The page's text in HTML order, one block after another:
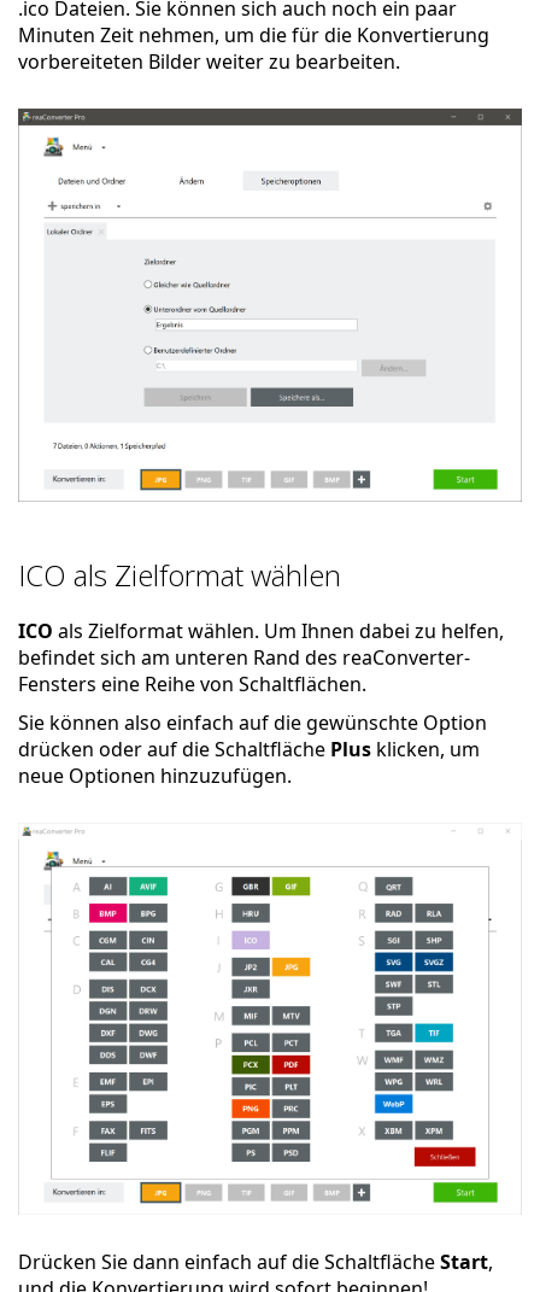
.ico Dateien. Sie können sich auch noch ein paar
Minuten Zeit nehmen, um die für die Konvertierung
vorbereiteten Bilder weiter zu bearbeiten.
ICO als Zielformat wählen
ICO als Zielformat wählen. Um Ihnen dabei zu helfen,
befindet sich am unteren Rand des reaConverter-
Fensters eine Reihe von Schaltflächen.
Sie können also einfach auf die gewünschte Option
drücken oder auf die Schaltfläche Plus klicken, um
neue Optionen hinzuzufügen.
Drücken Sie dann einfach auf die SchaltflächeStart,